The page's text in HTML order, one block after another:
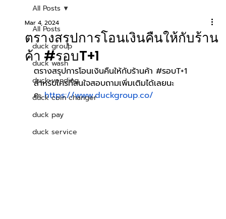
All Posts
duck group
duck wash
duck vending
duck coin changer
duck pay
duck service
All Posts
ตรางสรุปการโอนเงินคืนให้กับร้าน
ค้า #รอบT+1
Mar 4, 2024
ตรางสรุปการโอนเงินคืนให้กับร้านค้า #รอบT+1
สำหรับใครที่สนใจสอบถามเพิ่มเติมได้เลยนะ
คะ https://www.duckgroup.co/